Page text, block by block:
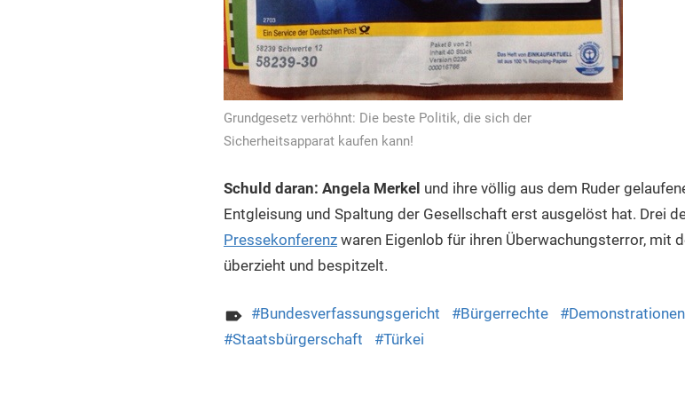
Grundgesetz verhöhnt: Die beste Politik, die sich der
Sicherheitsapparat kaufen kann!
Schuld daran: Angela Merkel und ihre völlig aus dem Ruder
Entgleisung und Spaltung der Gesellschaft erst ausgelöst hat. Drei
Pressekonferenz waren Eigenlob für ihren Überwachungsterror, mit
überzieht und bespitzelt.
Bundesverfassungsgericht Bürgerrechte Demonstrationen
Staatsbürgerschaft
Türkei